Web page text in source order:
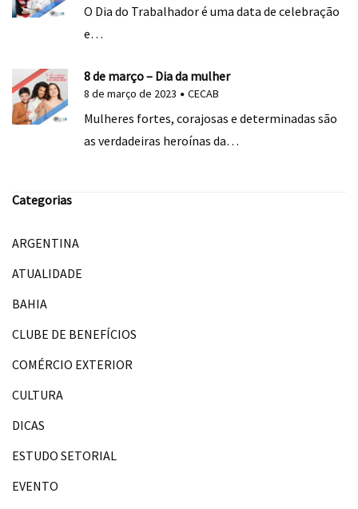
O Dia do Trabalhador é uma data de celebração
e…
8 de março – Dia da mulher
8 de março de 2023 CECAB
Mulheres fortes, corajosas e determinadas são
as verdadeiras heroínas da…
Categorias
ARGENTINA
ATUALIDADE
BAHIA
CLUBE DE BENEFÍCIOS
COMÉRCIO EXTERIOR
CULTURA
DICAS
ESTUDO SETORIAL
EVENTO